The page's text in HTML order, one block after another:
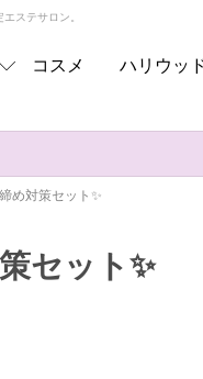
ステサロン。
ル
コスメ ハリウッ
め対策セット✨️
セット✨️